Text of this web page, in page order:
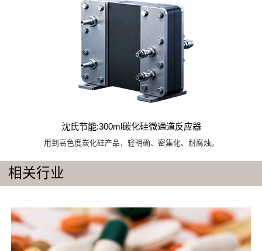
沈氏节能:300ml碳化硅微通道反应器
用到高色度炭化硅产品，轻明确、密集化、耐腐烛。
相关行业